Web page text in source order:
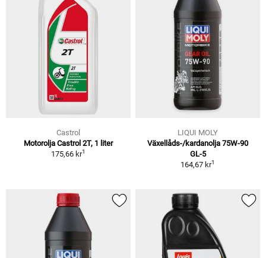
Castrol
Motorolja Castrol 2T, 1 liter
175,66 kr1
LIQUI MOLY
Växellåds-/kardanolja 75W-90
GL-5
164,67 kr1